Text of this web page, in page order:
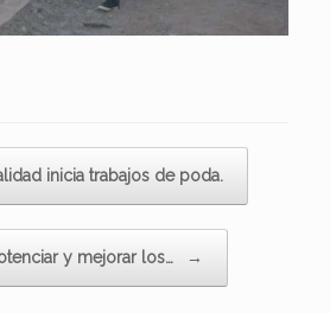
inicia trabajos de poda.
y mejorar los… →